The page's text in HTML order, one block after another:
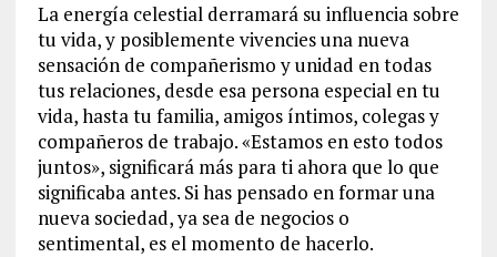
La energía celestial derramará su influencia sobre
tu vida, y posiblemente vivencies una nueva
sensación de compañerismo y unidad en todas
tus relaciones, desde esa persona especial en tu
vida, hasta tu familia, amigos íntimos, colegas y
compañeros de trabajo. «Estamos en esto todos
juntos», significará más para ti ahora que lo que
significaba antes. Si has pensado en formar una
nueva sociedad, ya sea de negocios o
sentimental, es el momento de hacerlo.